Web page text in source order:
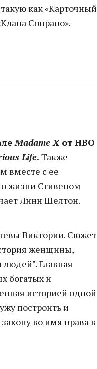
как «Карточный
Сопрано».
Madame Xот HBO
Life. Также
вместе с ее
жизни Стивеном
Линн Шелтон.
Виктории. Сюжет
женщины,
людей". Главная
богатых и
историей одной
построить и
во имя права в